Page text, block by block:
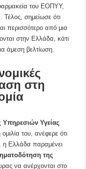
του ΕΟΠΥΥ,
Τέλος, σημείωσε ότι
περισσότερο από μια
στην Ελλάδα, κάτι
άμεση βελτίωση.
στη
Υπηρεσιών Υγείας
του, ανέφερε ότι
η Ελλάδα παραμένει
της
να ανέρχονται στο